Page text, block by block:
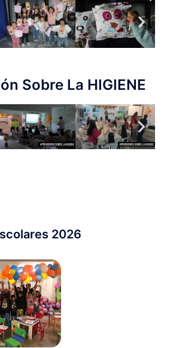
Sobre La HIGIENE
2026